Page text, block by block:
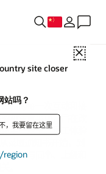
Close
site closer
吗？
，我要留在这里
region
验的每一次互动和接
和注意事项，旨在改
生产效率。 员工体验
员工与同事、上级和
。